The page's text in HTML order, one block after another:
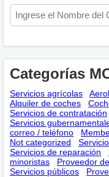
Categorías
Servicios agrícolas
Alquiler de coches
Servicios de contratación
Servicios
correo / teléfono
Not categorized
Servicios de reparación
minoristas
Proveedor
Servicios públicos